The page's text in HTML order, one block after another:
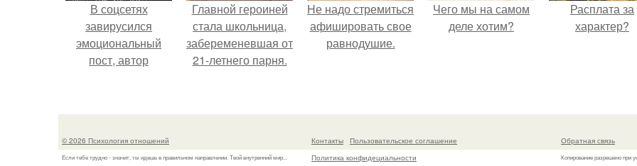
В соцсетях
завирусился
эмоциональный
пост, автор
без детей и не
чувство вины.
Главной героиней
стала школьница,
забеременевшая от
21-летнего парня.
Hе надо стремиться
афишировать свое
равнодушие.
Чего мы на самом
деле хотим?
Расплата за
характер?
© 2026 Психология отношений
Если тебе трудно - значит, ты идешь в правильном направлении. Твой внутренний мир...
Контакты
Пользовательское соглашение
Политика конфидециальности
Обратная связь
Копирование разрешено при